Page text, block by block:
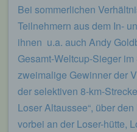
Bei sommerlichen
Teilnehmern aus dem In-
ihnen u.a. auch Andy
Gesamt-Weltcup-Sieger
zweimalige Gewinner der
der selektiven 8-km-
Loser Altaussee“, über
vorbei an der Loser-hütte,